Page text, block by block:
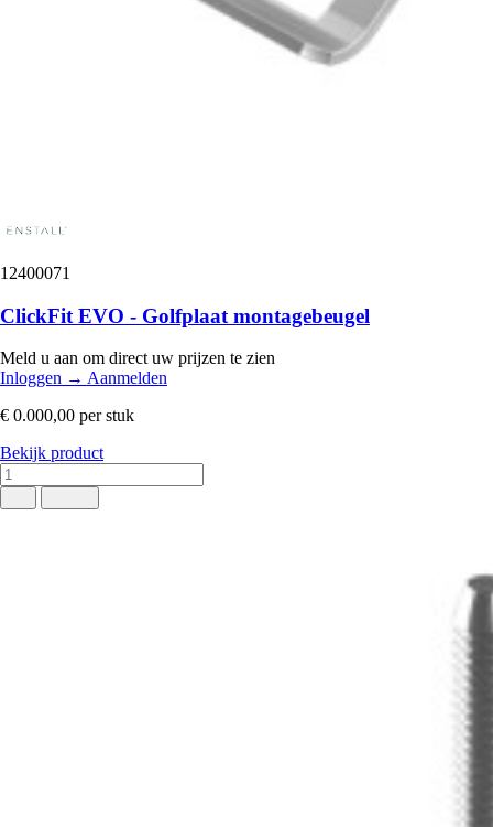
12400071
ClickFit EVO - Golfplaat montagebeugel
Meld u aan om direct uw prijzen te zien
Inloggen → Aanmelden
€ 0.000,00 per stuk
Bekijk product